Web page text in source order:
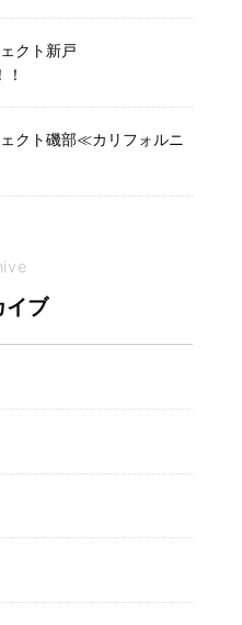
クト新戸
クト磯部≪カリフォルニ
イブ